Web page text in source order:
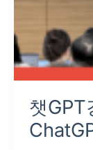
챗GPT
용
특